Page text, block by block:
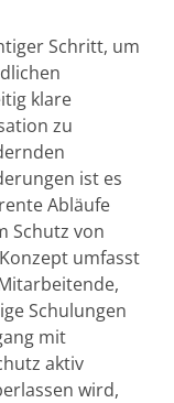
Schritt, um
klare
zu
ist es
Abläufe
Schutz von
umfasst
Schulungen
mit
aktiv
wird,